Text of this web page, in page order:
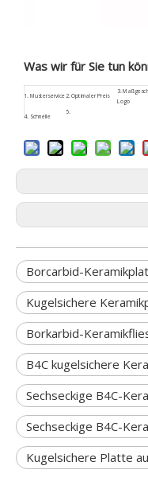
Was wir für Sie tun
1. Musterservice2. Optimaler Preis
3.
Logo
4. Schnelle
5.
7.ISO9001 8. Kundendienst
9. Geringes
Borcarbid-
Kugelsichere
Borkarbid-
B4C kugelsichere
Sechseckige B4C-
Sechseckige B4C-
Kugelsichere Platte